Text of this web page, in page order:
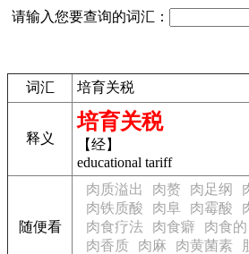
请输入您要查询的词汇：
词汇 培育关税
释义
培育关税
【经】
educational tariff
随便看
肉质溢出 肉赘 肉足纲
肉铁质酸
肉阜 肉霉酸
肉食疗法
肉食癖 肉食的
肉香质
肉麻 肉黄菌素